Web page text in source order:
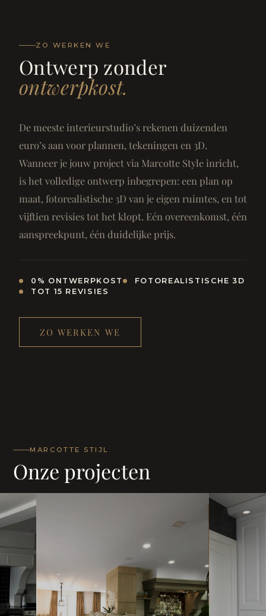
ZO WERKEN WE
Ontwerp zonder
ontwerpkost.
De meeste interieurstudio’s rekenen duizenden
euro’s aan voor plannen, tekeningen en 3D.
Wanneer je jouw project via Marcotte Style inricht,
is het volledige ontwerp inbegrepen: een plan op
maat, fotorealistische 3D van je eigen ruimtes, en tot
vijftien revisies tot het klopt. Eén overeenkomst, één
aanspreekpunt, één duidelijke prijs.
0% ONTWERPKOST
FOTOREALISTISCHE 3D
TOT 15 REVISIES
ZO WERKEN WE
MARCOTTE STIJL
Onze projecten